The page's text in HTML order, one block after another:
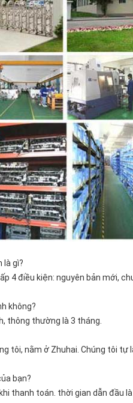
là gì?
4 điều kiện: nguyên bản mới,
không?
thông thường là 3 tháng.
tôi, nằm ở Zhuhai. Chúng tôi
bạn?
thanh toán. thời gian dẫn đầu